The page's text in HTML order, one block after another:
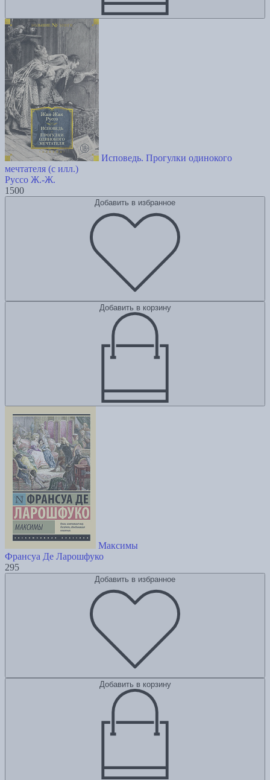
Исповедь. Прогулки одинокого
мечтателя (с илл.)
Руссо Ж.-Ж.
1500
Добавить в избранное
Добавить в корзину
Максимы
Франсуа Де Ларошфуко
295
Добавить в избранное
Добавить в корзину